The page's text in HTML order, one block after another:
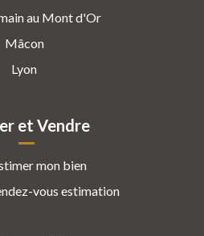
au Mont d'Or
Mâcon
Lyon
et Vendre
mon bien
vous estimation